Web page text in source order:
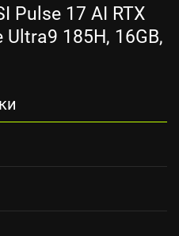
Pulse 17 AI RTX
185H, 16GB,